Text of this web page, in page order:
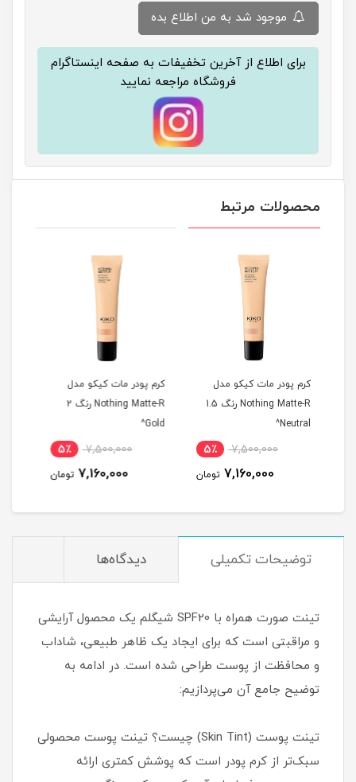
برای اطلاع از آخرین تخفیفات به صفحه اینستاگرام
فروشگاه مراجعه نمایید
محصولات مرتبط
کرم پودر مات کیکو مدل
Nothing Matte-R رنگ 2
Gold^
7,500,000 5٪
7,160,000 تومان
کرم پودر مات کیکو مدل
Gold^
7,500,000 5٪
7,160,000 تومان
توضیحات تکمیلی دیدگاه‌ها
تینت صورت همراه با SPF20 شیگلم یک محصول آرایشی
و مراقبتی است که برای ایجاد یک ظاهر طبیعی، شاداب
و محافظت از پوست طراحی شده است. در ادامه به
توضیح جامع آن می‌پردازیم:
تینت پوست (Skin Tint) چیست؟ تینت پوست محصولی
سبک‌تر از کرم پودر است که پوشش کمتری ارائه